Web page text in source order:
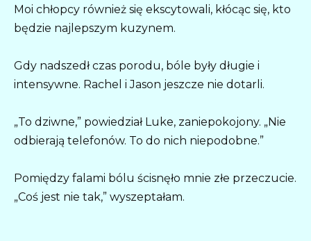
Moi chłopcy również się ekscytowali, kłócąc się, kto
będzie najlepszym kuzynem.
Gdy nadszedł czas porodu, bóle były długie i
intensywne. Rachel i Jason jeszcze nie dotarli.
„To dziwne,” powiedział Luke, zaniepokojony. „Nie
odbierają telefonów. To do nich niepodobne.”
Pomiędzy falami bólu ścisnęło mnie złe przeczucie.
„Coś jest nie tak,” wyszeptałam.